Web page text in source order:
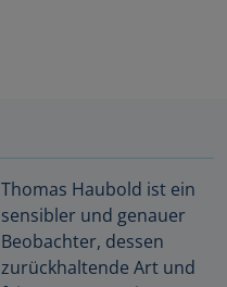
Thomas Haubold ist ein
sensibler und genauer
Beobachter, dessen
zurückhaltende Art und